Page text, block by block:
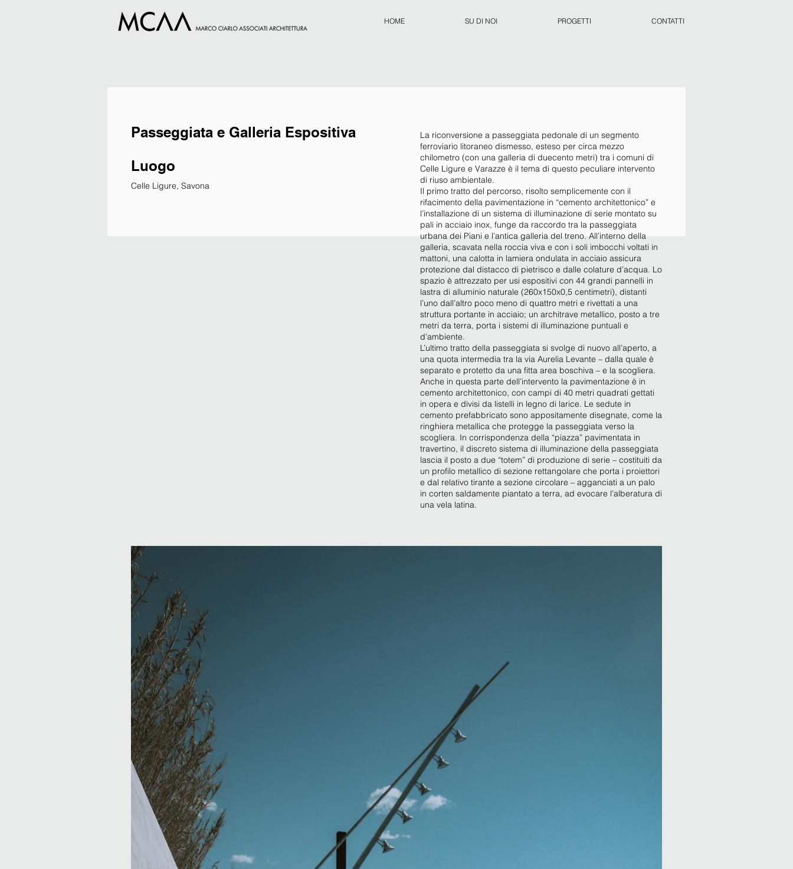
HOME SU DI NOI PROGETTI CONTATTI
Passeggiata e Galleria Espositiva
Luogo
Celle Ligure, Savona
La riconversione a passeggiata pedonale di un segmento
ferroviario litoraneo dismesso, esteso per circa mezzo
chilometro (con una galleria di duecento metri) tra i comuni di
Celle Ligure e Varazze è il tema di questo peculiare intervento
di riuso ambientale.
Il primo tratto del percorso, risolto semplicemente con il
rifacimento della pavimentazione in “cemento architettonico” e
l’installazione di un sistema di illuminazione di serie montato su
pali in acciaio inox, funge da raccordo tra la passeggiata
urbana dei Piani e l’antica galleria del treno. All’interno della
galleria, scavata nella roccia viva e con i soli imbocchi voltati in
mattoni, una calotta in lamiera ondulata in acciaio assicura
protezione dal distacco di pietrisco e dalle colature d’acqua. Lo
spazio è attrezzato per usi espositivi con 44 grandi pannelli in
lastra di alluminio naturale (260x150x0,5 centimetri), distanti
l’uno dall’altro poco meno di quattro metri e rivettati a una
struttura portante in acciaio; un architrave metallico, posto a tre
metri da terra, porta i sistemi di illuminazione puntuali e
d’ambiente.
L’ultimo tratto della passeggiata si svolge di nuovo all’aperto, a
una quota intermedia tra la via Aurelia Levante – dalla quale è
separato e protetto da una fitta area boschiva – e la scogliera.
Anche in questa parte dell’intervento la pavimentazione è in
cemento architettonico, con campi di 40 metri quadrati gettati
in opera e divisi da listelli in legno di larice. Le sedute in
cemento prefabbricato sono appositamente disegnate, come la
ringhiera metallica che protegge la passeggiata verso la
scogliera. In corrispondenza della “piazza” pavimentata in
travertino, il discreto sistema di illuminazione della passeggiata
lascia il posto a due “totem” di produzione di serie – costituiti da
un profilo metallico di sezione rettangolare che porta i proiettori
e dal relativo tirante a sezione circolare – agganciati a un palo
in corten saldamente piantato a terra, ad evocare l’alberatura di
una vela latina.